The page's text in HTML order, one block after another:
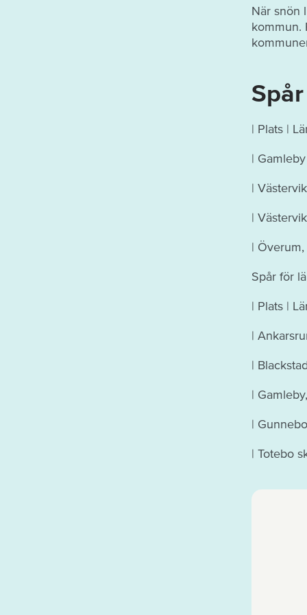
När snön
kommun.
| Plats |
|
|
|
|
Spår för
| Plats |
|
|
|
|
| Totebo